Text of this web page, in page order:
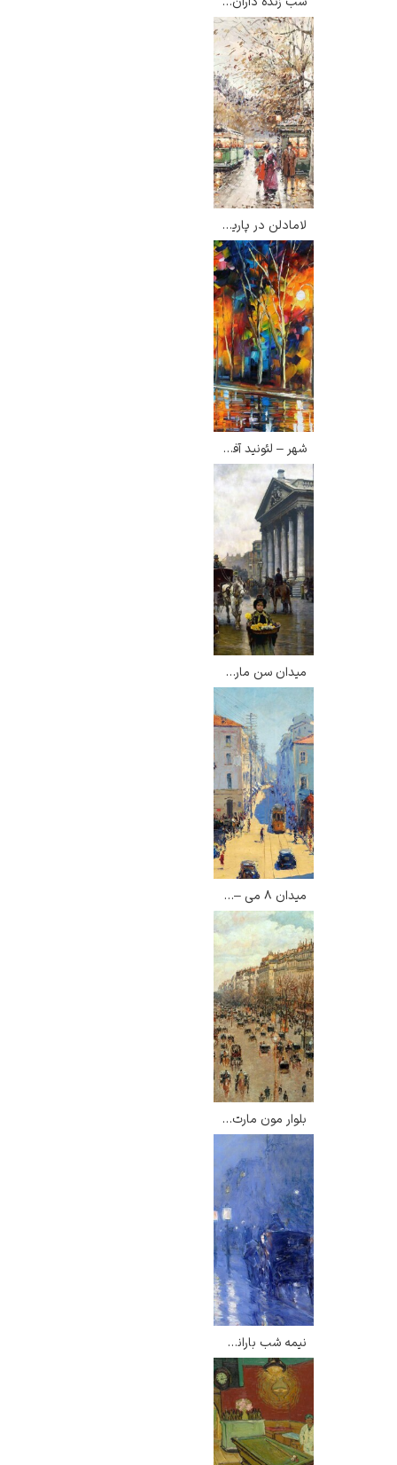
گوستاو کلیمت
ادوارد مونک
کامی پیسارو
ادوارد هاپر
ادگار دگا
لودویگ دویچ
رامبرانت
پیر آگوست رنوآر
پل سزان
یوهانس فرمیر
پرفروش‌ترین
تابلوها
لامادلن در پاریس – آنتون بلانشارد
شهر – لئونید آفرمو
میدان سن مارتین – ویلیام لاگزدیل
میدان ۸ می – فاستو سامپایو
بلوار مون مارت – کامی پیسارو
نیمه شب بارانی – چایلد هسام